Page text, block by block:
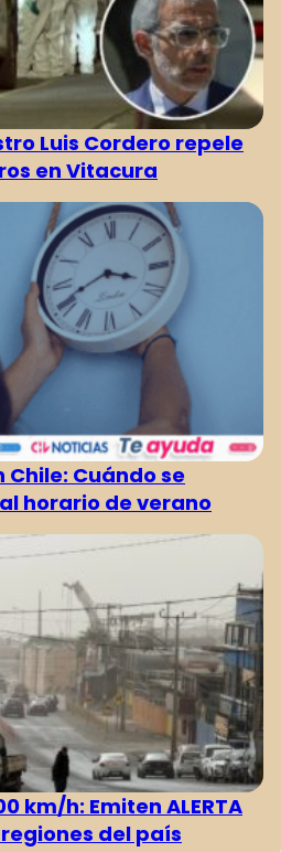
Luis Cordero repele
en Vitacura
Cuándo se
horario de verano
km/h: Emiten ALERTA
del país